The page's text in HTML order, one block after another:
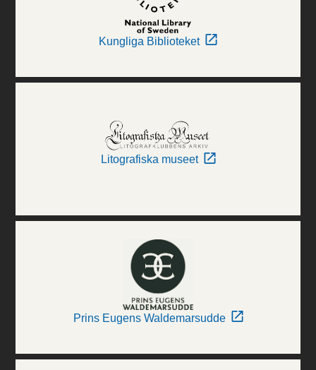
Kungliga Biblioteket
Litografiska museet
Prins Eugens Waldemarsudde